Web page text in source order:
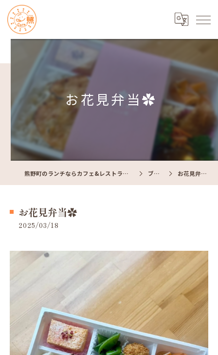
お花見弁当✿
熊野町のランチならカフェ&レストラン Cafe照 ブログ お花見弁当✿
お花見弁当✿
2025/03/18